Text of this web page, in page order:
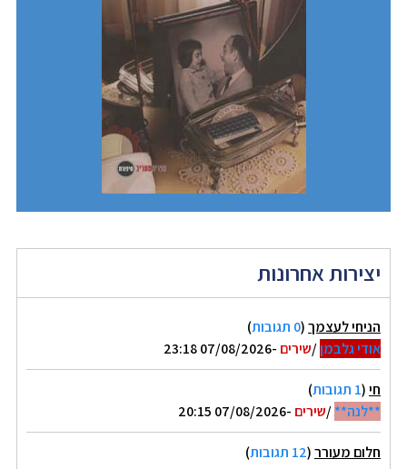
יצירות אחרונות
הניחי לעצמך(0 תגובות
)
אודי גלבמן/שירים -07/08/2026 23:18
חי(1 תגובות
)
**לנה**/שירים -07/08/2026 20:15
חלום מעורר(12 תגובות
)